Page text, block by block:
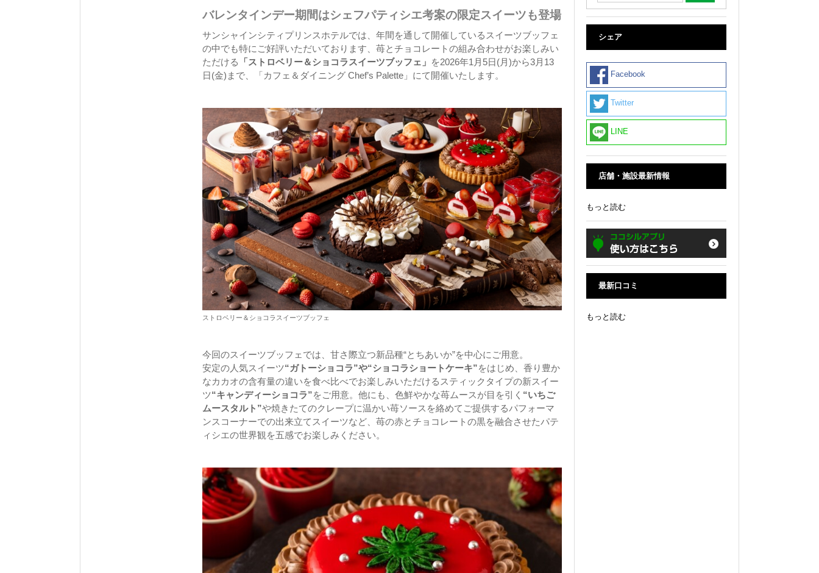
バレンタインデー期間はシェフパティシエ考案の限定スイーツも登場
サンシャインシティプリンスホテルでは、年間を通して開催しているスイーツブッフェ
の中でも特にご好評いただいております、苺とチョコレートの組み合わせがお楽しみい
ただける
「ストロベリー＆ショコラスイーツブッフェ」 を2026年1月5日(月)から3月13
日(金)まで、「カフェ＆ダイニング Chef’s Palette」にて開催いたします。
ストロベリー＆ショコラスイーツブッフェ
今回のスイーツブッフェでは、甘さ際立つ新品種“とちあいか”を中心にご用意。
安定の人気スイーツ“ガトーショコラ”や“ショコラショートケーキ”をはじめ、香り豊か
なカカオの含有量の違いを食べ比べでお楽しみいただけるスティックタイプの新スイー
ツ“キャンディーショコラ”をご用意。他にも、色鮮やかな苺ムースが目を引く “いちご
ムースタルト”や焼きたてのクレープに温かい苺ソースを絡めてご提供するパフォーマ
ンスコーナーでの出来立てスイーツなど、苺の赤とチョコレートの黒を融合させたパテ
ィシエの世界観を五感でお楽しみください。
シェア
Facebook
Twitter
LINE
店舗・施設最新情報
もっと読む
最新口コミ
もっと読む